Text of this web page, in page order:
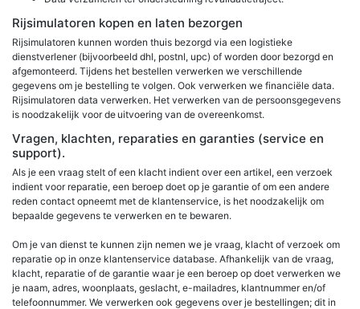
Rijsimulatoren kopen en laten bezorgen
Rijsimulatoren kunnen worden thuis bezorgd via een logistieke
dienstverlener (bijvoorbeeld dhl, postnl, upc) of worden door bezorgd en
afgemonteerd. Tijdens het bestellen verwerken we verschillende
gegevens om je bestelling te volgen. Ook verwerken we financiële data.
Rijsimulatoren data verwerken. Het verwerken van de persoonsgegevens
is noodzakelijk voor de uitvoering van de overeenkomst.
Vragen, klachten, reparaties en garanties (service en
support).
Als je een vraag stelt of een klacht indient over een artikel, een verzoek
indient voor reparatie, een beroep doet op je garantie of om een andere
reden contact opneemt met de klantenservice, is het noodzakelijk om
bepaalde gegevens te verwerken en te bewaren.
Om je van dienst te kunnen zijn nemen we je vraag, klacht of verzoek om
reparatie op in onze klantenservice database. Afhankelijk van de vraag,
klacht, reparatie of de garantie waar je een beroep op doet verwerken we
je naam, adres, woonplaats, geslacht, e-mailadres, klantnummer en/of
telefoonnummer. We verwerken ook gegevens over je bestellingen; dit in